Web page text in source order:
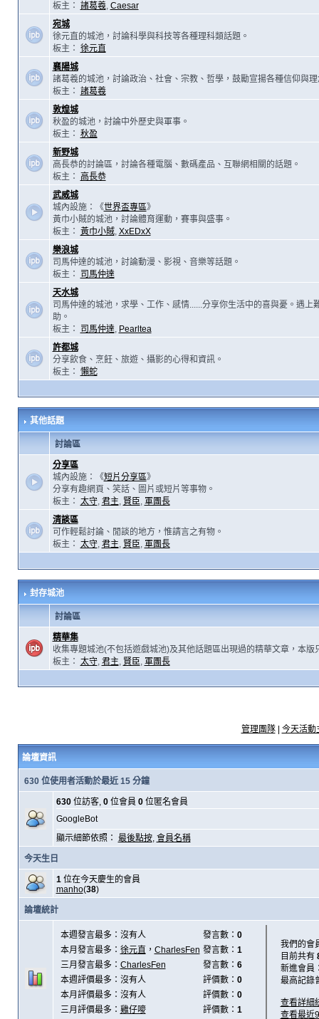
板主： 諸葛羲, Caesar
宛城
徐元直的城池，討論科學與科技等各種理科類話題。
板主： 徐元直
襄陽城
諸葛羲的城池，討論政治、社會、宗教、哲學，鼓勵宣揚各種信仰與理
板主： 諸葛羲
敦煌城
秋盈的城池，討論中外歷史與軍事。
板主： 秋盈
新野城
高長恭的討論區，討論各種電腦、數碼產品、互聯網相關的話題。
板主：
高長恭
武威城
城內設施：《世界盃專區》
黃巾小賊的城池，討論體育運動，賽事與盛事。
板主： 黃巾小賊, XxEDxX
樂浪城
司馬仲達的城池，討論動漫、影視、音樂等話題。
板主：
司馬仲達
天水城
司馬仲達的城池，求學、工作、感情......分享你生活中的喜與憂。遇上
助。
板主：
司馬仲達, Pearltea
許都城
分享飲食、烹飪、旅遊、攝影的心得和資訊。
板主： 懶蛇
其他話題
討論區
分享區
城內設施：《短片分享區》
分享有趣網頁、笑話、圖片或短片等事物。
板主： 太守, 君主, 賢臣, 軍團長
清談區
可作輕鬆討論、閒談的地方，惟請言之有物。
板主： 太守, 君主, 賢臣, 軍團長
封存城池
討論區
精華集
收集專題城池(不包括遊戲城池)及其他話題區出現過的精華文章，本版
板主： 太守, 君主, 賢臣, 軍團長
管理團隊| 今天活動
論壇資訊
630 位使用者活動於最近 15 分鐘
630位訪客, 0位會員 0位匿名會員
GoogleBot
顯示細節依照： 最後點按, 會員名稱
今天生日
1位在今天慶生的會員
manho(38)
論壇統計
本週發言最多：沒有人 發言數： 0
本月發言最多： 徐元直 ， CharlesFen 發言數： 1
三月發言最多： CharlesFen 發言數： 6
本週評價最多：沒有人
評價數： 0
本月評價最多：沒有人
評價數： 0
三月評價最多： 雞仔嘜 評價數： 1
我們的會
目前共有
新進會員
最高記錄
查看詳細
查看最近